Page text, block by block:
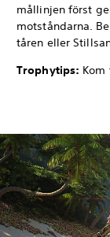
mållinjen först
motståndarna.
tåren eller
Trophytips: